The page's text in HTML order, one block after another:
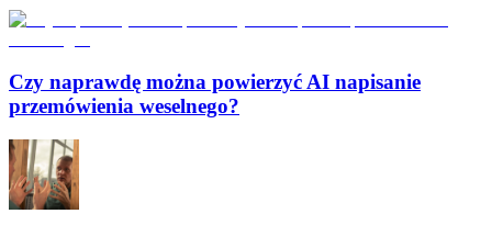
Czy naprawdę można powierzyć AI napisanie
przemówienia weselnego?